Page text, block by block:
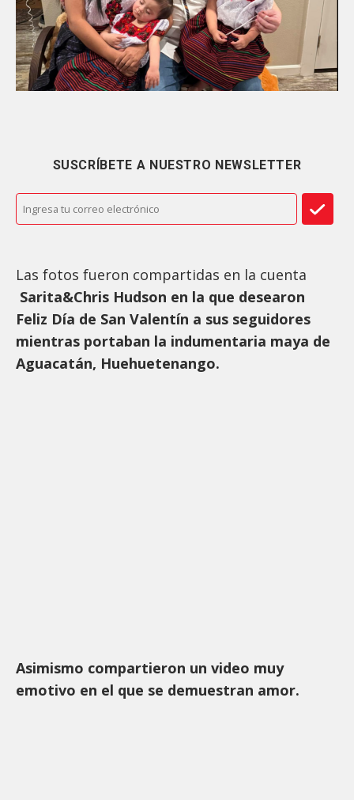
SUSCRÍBETE A NUESTRO NEWSLETTER
Las fotos fueron compartidas en la cuenta
Sarita&Chris Hudson en la que desearon
Feliz Día de San Valentín a sus seguidores
mientras portaban la indumentaria maya de
Aguacatán, Huehuetenango.
Asimismo compartieron un video muy
emotivo en el que se demuestran amor.